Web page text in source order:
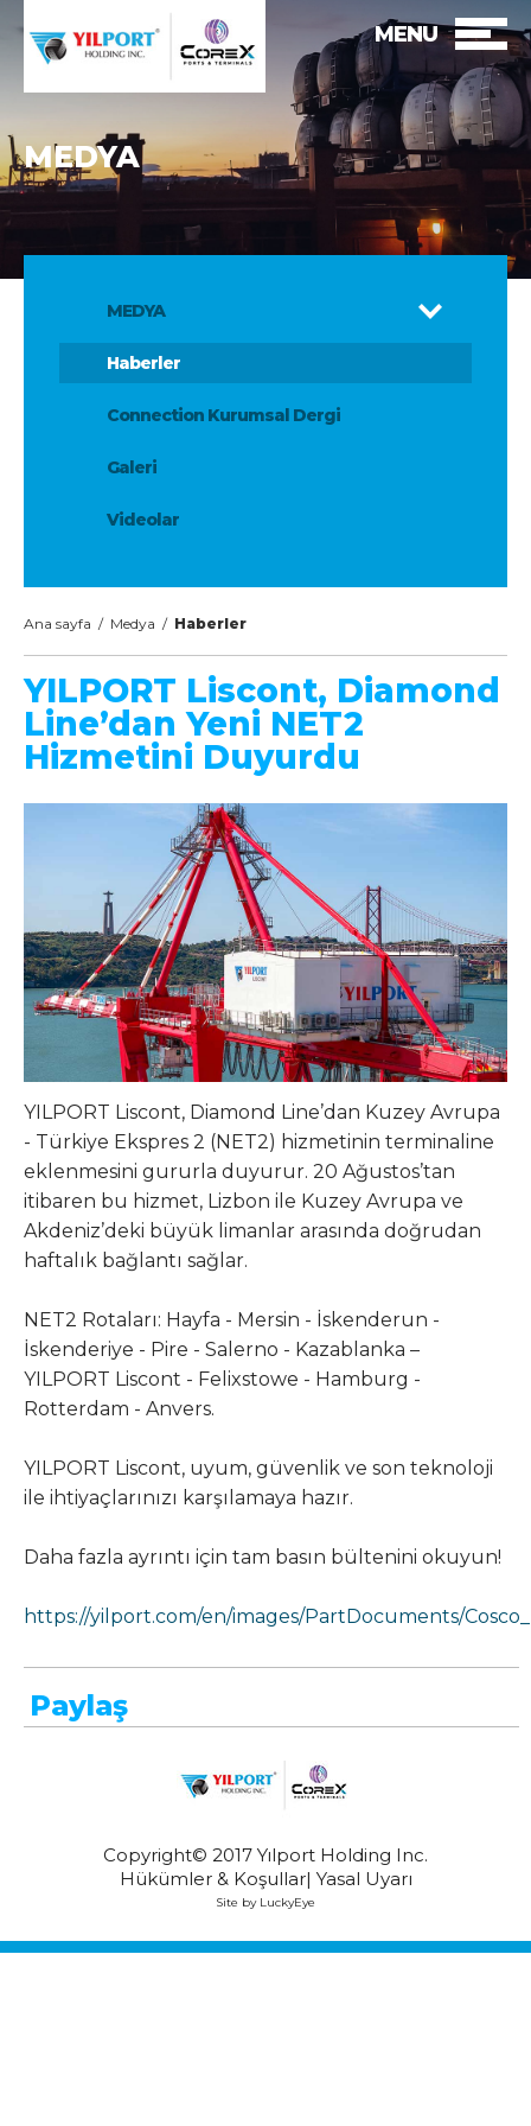
MENU
MEDYA
MEDYA
Haberler
Connection Kurumsal Dergi
Galeri
Videolar
Ana sayfa / Medya /Haberler
YILPORT Liscont, Diamond
Line’dan Yeni NET2
Hizmetini Duyurdu
YILPORT Liscont, Diamond Line’dan Kuzey Avrupa
- Türkiye Ekspres 2 (NET2) hizmetinin terminaline
eklenmesini gururla duyurur. 20 Ağustos’tan
itibaren bu hizmet, Lizbon ile Kuzey Avrupa ve
Akdeniz’deki büyük limanlar arasında doğrudan
haftalık bağlantı sağlar.
NET2 Rotaları: Hayfa - Mersin - İskenderun -
İskenderiye - Pire - Salerno - Kazablanka –
YILPORT Liscont - Felixstowe - Hamburg -
Rotterdam - Anvers.
YILPORT Liscont, uyum, güvenlik ve son teknoloji
ile ihtiyaçlarınızı karşılamaya hazır.
Daha fazla ayrıntı için tam basın bültenini okuyun!
https://yilport.com/en/images/PartDocuments/
Paylaş
Copyright© 2017 Yılport Holding Inc.
Hükümler & Koşullar Yasal Uyarı
Site by LuckyEye